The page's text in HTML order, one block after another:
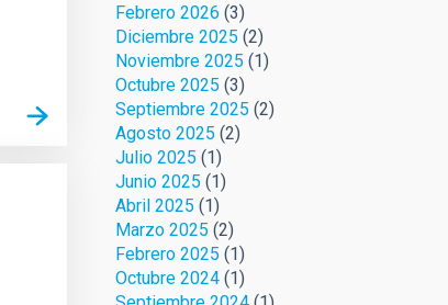
Febrero 2026 (3)
Diciembre 2025 (2)
Noviembre 2025 (1)
Octubre 2025 (3)
Septiembre 2025 (2)
Agosto 2025 (2)
Julio 2025 (1)
Junio 2025 (1)
Abril 2025 (1)
Marzo 2025 (2)
Febrero 2025 (1)
Octubre 2024(1)